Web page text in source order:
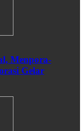
Menpora-
Gelar